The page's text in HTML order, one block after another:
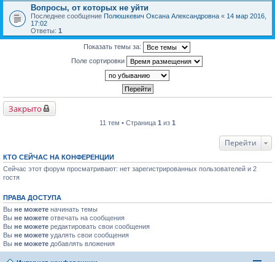
Вопросы, от которых не уйти
Последнее сообщение Полюшкевич Оксана Александровна « 14 мар 2016,
17:02
Ответы: 1
Показать темы за:
Поле сортировки
Закрыто
11 тем • Страница 1 из 1
Перейти
КТО СЕЙЧАС НА КОНФЕРЕНЦИИ
Сейчас этот форум просматривают: нет зарегистрированных пользователей и 2
гостя
ПРАВА ДОСТУПА
Вы не можете начинать темы
Вы не можете отвечать на сообщения
Вы не можете редактировать свои сообщения
Вы не можете удалять свои сообщения
Вы не можете добавлять вложения